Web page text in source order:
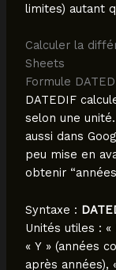
limites) autant
Calculer la
Sheets
Formule
DATEDIF
selon une
aussi dans
peu mise en
obtenir
Syntaxe :
Unités utiles : «
« Y » (années
après années),